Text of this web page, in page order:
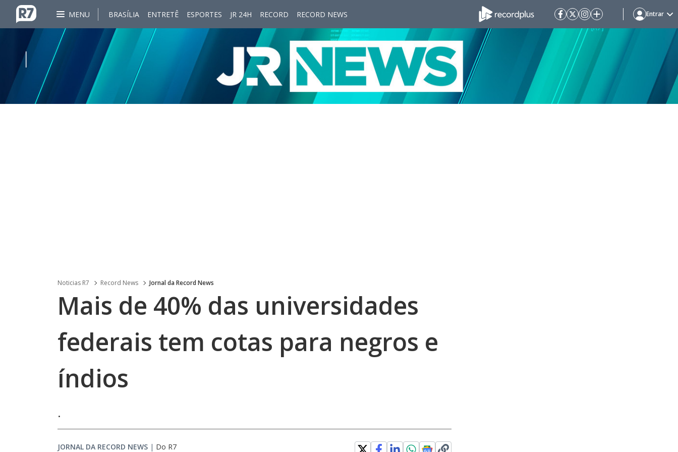
MENU BRASÍLIA ENTRETÊ ESPORTES JR 24H RECORD RECORD NEWS Entrar
Noticias R7 Record News Jornal da Record News
Mais de 40% das universidades
federais tem cotas para negros e
índios
.
JORNAL DA RECORD NEWS | Do R7